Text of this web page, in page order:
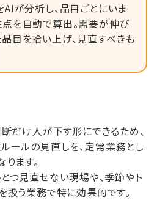
が分析し、品目ごとにいま
を自動で算出。需要が伸び
目を拾い上げ、見直すべきも
だけ人が下す形にできるため、
ールの見直しを、定常業務とし
ます。
つ見直せない現場や、季節やト
扱う業務で特に効果的です。